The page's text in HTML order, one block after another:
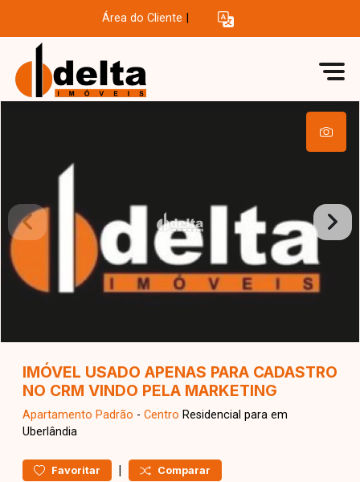
Área do Cliente
IMÓVEL USADO APENAS PARA CADASTRO
NO CRM VINDO PELA MARKETING
Apartamento Padrão - Centro Residencial para em
Uberlândia
Favoritar | Comparar